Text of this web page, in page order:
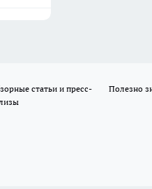
статьи и пресс-
Полезно